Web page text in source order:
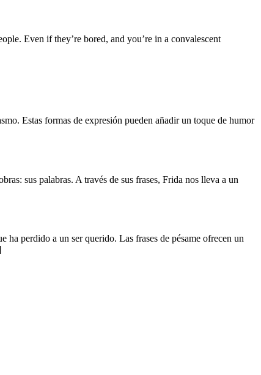
Even if they’re bored, and you’re in a convalescent
Estas formas de expresión pueden añadir un toque de humor
sus palabras. A través de sus frases, Frida nos lleva a un
ha perdido a un ser querido. Las frases de pésame ofrecen un